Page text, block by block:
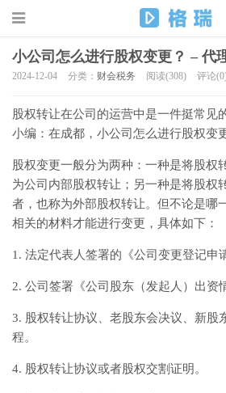
小公司怎么进行股权变更？ – 代
2024-12-04 分类： 财会税务 阅读(308) 评论
股权转让在公司的运营中是一件挺常见
小编：在成都，小公司怎么进行股权变
股权变更一般分为两种：一种是将股权
为公司内部股权转让；另一种是将股权
者，也称为外部股权转让。但不论是哪
相关的材料才能进行变更，具体如下：
1. 法定代表人签署的《公司变更登记申
2. 公司签署《公司股东（发起人）出资
3. 股权转让协议、老股东会决议、新股
程。
4. 股权转让协议或者股权交割证明。